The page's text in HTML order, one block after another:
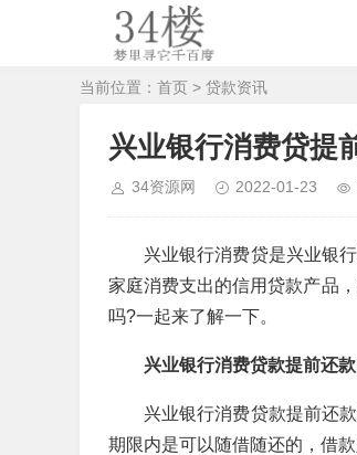
当前位置： 首页 > 贷款资讯
兴业银行消费贷提
34资源网 2022-01-23
兴业银行消费贷是兴业银
家庭消费支出的信用贷款产品
吗?一起来了解一下。
兴业银行消费贷款提前还
兴业银行消费贷款提前还
期限内是可以随借随还的，借